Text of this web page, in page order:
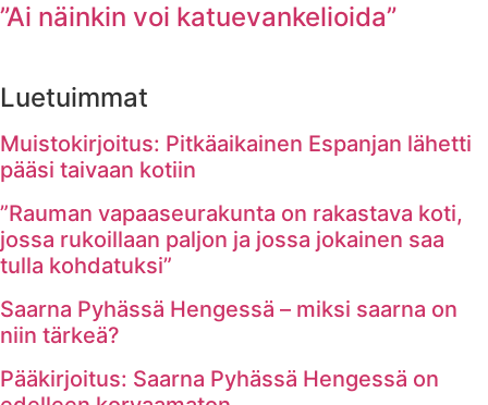
”Ai näinkin voi katuevankelioida”
Luetuimmat
Muistokirjoitus: Pitkäaikainen Espanjan lähetti
pääsi taivaan kotiin
”Rauman vapaaseurakunta on rakastava koti,
jossa rukoillaan paljon ja jossa jokainen saa
tulla kohdatuksi”
Saarna Pyhässä Hengessä – miksi saarna on
niin tärkeä?
Pääkirjoitus: Saarna Pyhässä Hengessä on